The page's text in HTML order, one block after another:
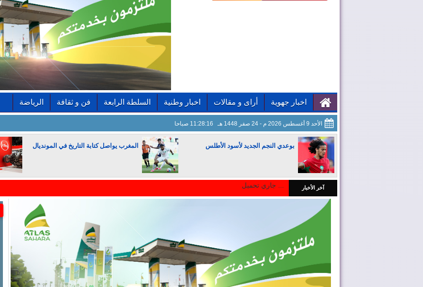
اخبار جهوية أراى و مقالات اخبار وطنية السلطة الرابعة فن و ثقافة الرياضة
الأحد 9 أغسطس 2026 م - 24 صفر 1448 هـ 11:28:17 صباحا
بوعدي النجم الجديد لأسود الأطلس المغرب يواصل كتابة التاريخ في المونديال
المغرب يجذب كبار المستثمرين آخر الأخبار